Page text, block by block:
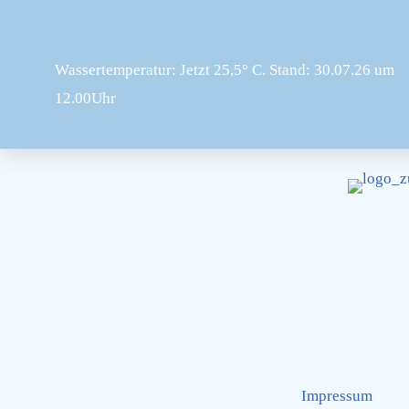
springenWassertemperatur: Jetzt 25,5° C. Stand: 30.07.26 um
12.00Uhr
Impressum